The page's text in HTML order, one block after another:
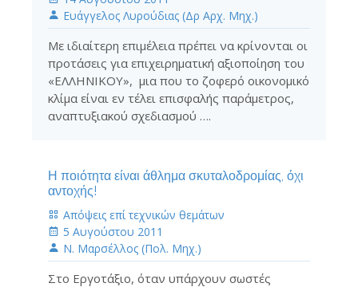
Eυάγγελος Λυρούδιας (Δρ Αρχ. Μηχ.)
Με ιδιαίτερη επιμέλεια πρέπει να κρίνονται οι
προτάσεις για επιχειρηματική αξιοποίηση του
«ΕΛΛΗΝΙΚΟΥ», μια που το ζοφερό οικονομικό
κλίμα είναι εν τέλει επισφαλής παράμετρος,
αναπτυξιακού σχεδιασμού ….
Η ποιότητα είναι άθλημα σκυταλοδρομίας, όχι
αντοχής!
Απόψεις επί τεχνικών θεμάτων
5 Αυγούστου 2011
Ν. Μαρσέλλος (Πολ. Μηχ.)
Στο Εργοτάξιο, όταν υπάρχουν σω­στές